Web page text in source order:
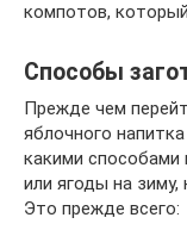
компотов,
Способы
Прежде чем
яблочного
какими
или ягоды на зиму,
Это прежде всего: